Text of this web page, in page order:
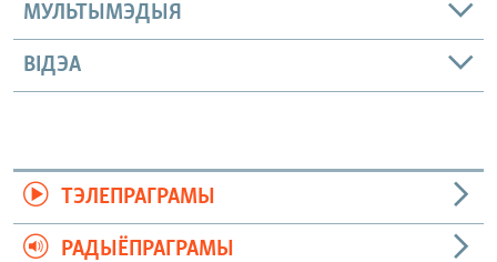
МУЛЬТЫМЭДЫЯ
ВІДЭА
ТЭЛЕПРАГРАМЫ
РАДЫЁПРАГРАМЫ